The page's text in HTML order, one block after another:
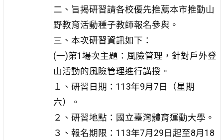
二、旨揭研習請各校優先推薦本市推動山
野教育活動種子教師報名參與。
三、本次研習資訊如下：
(一)第1場次主題：風險管理，針對戶外登
山活動的風險管理進行講授。
１、研習日期：113年9月7日（星期
六）。
２、研習地點：國立臺灣體育運動大學。
３、報名期限：113年7月29日起至8月18